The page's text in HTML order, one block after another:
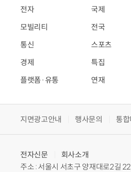
전자
모빌리티
통신
경제
플랫폼·유통
국제
전국
스포츠
특집
연재
지면광고안내 행사문의 통합
전자신문
회사소개
주소 : 서울시 서초구 양재대로2길